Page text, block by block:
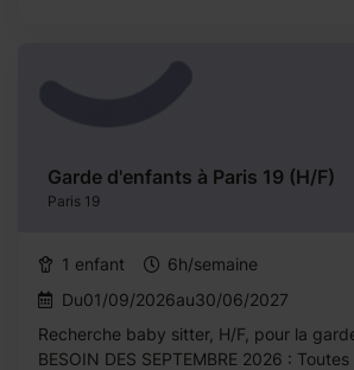
Garde d'enfants à Paris 19 (H/F)
Paris 19
1 enfant
6h/semaine
Du01/09/2026au30/06/2027
Recherche baby sitter, H/F, pour la
BESOIN DES SEPTEMBRE 2026 :